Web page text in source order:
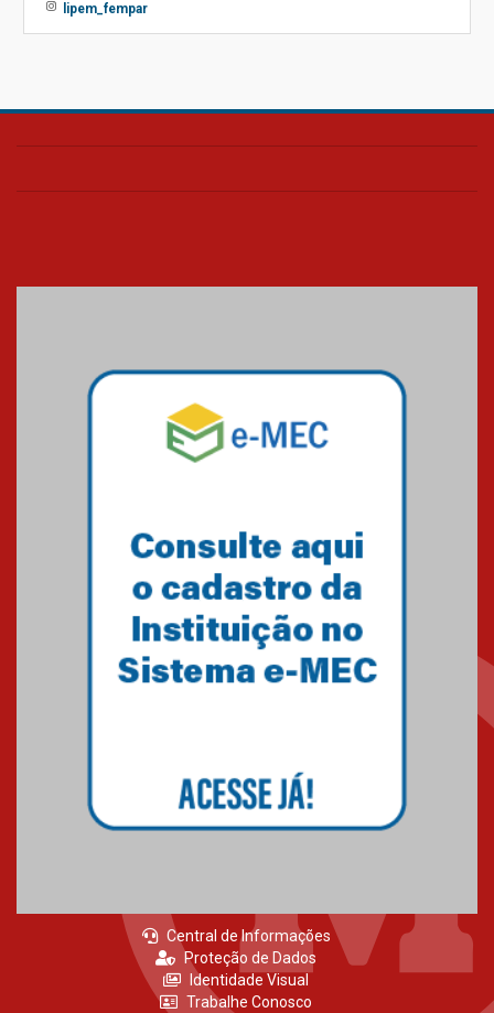
lipem_fempar
Central de Informações
Proteção de Dados
Identidade Visual
Trabalhe Conosco